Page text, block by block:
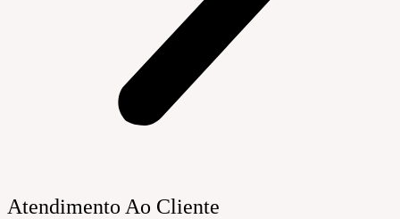
Atendimento Ao Cliente